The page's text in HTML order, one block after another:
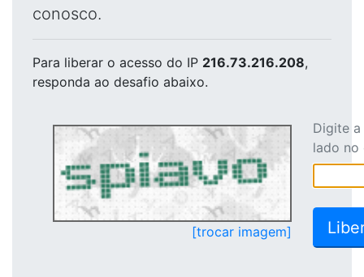
conosco.
Para liberar o acesso do IP 216.73.216.208,
responda ao desafio abaixo.
[trocar imagem]
Digite
lado no